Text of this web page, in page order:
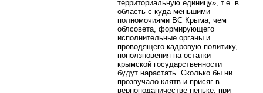
территориальную единицу», т.е. в
область с куда меньшими
полномочиями ВС Крыма, чем
облсовета, формирующего
исполнительные органы и
проводящего кадровую политику,
поползновения на остатки
крымской государственности
будут нарастать. Сколько бы ни
прозвучало клятв и присяг в
верноподаничестве неньке, при